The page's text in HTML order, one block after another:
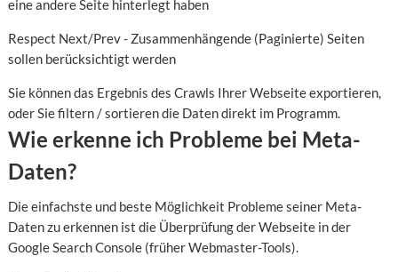
eine andere Seite hinterlegt haben
Respect Next/Prev - Zusammenhängende (Paginierte) Seiten
sollen berücksichtigt werden
Sie können das Ergebnis des Crawls Ihrer Webseite exportieren,
oder Sie filtern / sortieren die Daten direkt im Programm.
Wie erkenne ich Probleme bei Meta-
Daten?
Die einfachste und beste Möglichkeit Probleme seiner Meta-
Daten zu erkennen ist die Überprüfung der Webseite in der
Google Search Console (früher Webmaster-Tools).